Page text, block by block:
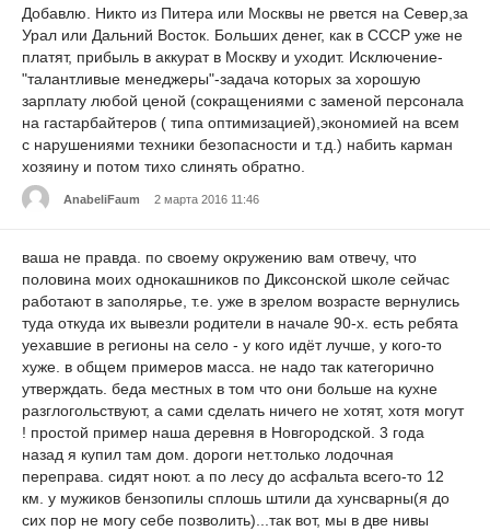
Добавлю. Никто из Питера или Москвы не рвется на Север,за
Урал или Дальний Восток. Больших денег, как в СССР уже не
платят, прибыль в аккурат в Москву и уходит. Исключение-
"талантливые менеджеры"-задача которых за хорошую
зарплату любой ценой (сокращениями с заменой персонала
на гастарбайтеров ( типа оптимизацией),экономией на всем
с нарушениями техники безопасности и т.д.) набить карман
хозяину и потом тихо слинять обратно.
AnabeliFaum 2 марта 2016 11:46
ваша не правда. по своему окружению вам отвечу, что
половина моих однокашников по Диксонской школе сейчас
работают в заполярье, т.е. уже в зрелом возрасте вернулись
туда откуда их вывезли родители в начале 90-х. есть ребята
уехавшие в регионы на село - у кого идёт лучше, у кого-то
хуже. в общем примеров масса. не надо так категорично
утверждать. беда местных в том что они больше на кухне
разглогольствуют, а сами сделать ничего не хотят, хотя могут
! простой пример наша деревня в Новгородской. 3 года
назад я купил там дом. дороги нет.только лодочная
переправа. сидят ноют. а по лесу до асфальта всего-то 12
км. у мужиков бензопилы сплошь штили да хунсварны(я до
сих пор не могу себе позволить)...так вот, мы в две нивы